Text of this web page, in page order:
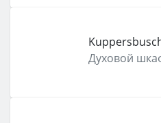
Духовой